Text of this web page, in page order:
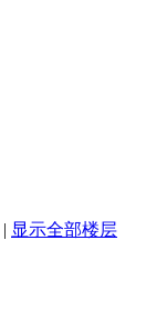
| 显示全部楼层